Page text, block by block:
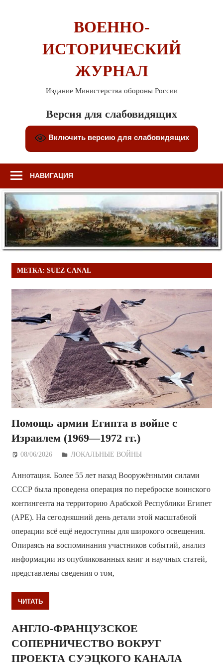
ВОЕННО-
ИСТОРИЧЕСКИЙ
ЖУРНАЛ
Издание Министерства обороны России
Версия для слабовидящих
Включить версию для слабовидящих
НАВИГАЦИЯ
МЕТКА: SUEZ CANAL
Помощь армии Египта в войне с
Израилем (1969—1972 гг.)
08/06/2026 Дежурный по Редакции
ЛОКАЛЬНЫЕ ВОЙНЫ
Аннотация. Более 55 лет назад Вооружёнными силами
СССР была проведена операция по переброске воинского
контингента на территорию Арабской Республики Египет
(АРЕ). На сегодняшний день детали этой масштабной
операции всё ещё недоступны для широкого освещения.
Опираясь на воспоминания участников событий, анализ
информации из опубликованных книг и научных статей,
представлены сведения о том,
ЧИТАТЬ
АНГЛО-ФРАНЦУЗСКОЕ
СОПЕРНИЧЕСТВО ВОКРУГ
ПРОЕКТА СУЭЦКОГО КАНАЛА